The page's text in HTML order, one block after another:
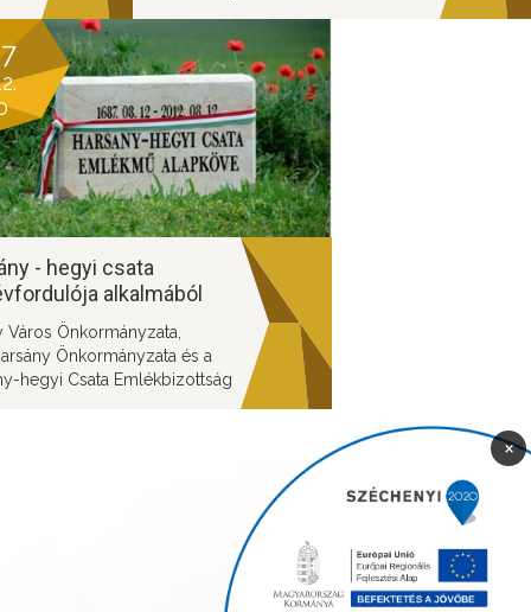
- hegyi csata
alkalmából
rendezvény
Város Önkormányzata,
Önkormányzata és a
hegyi Csata Emlékbizottság
×